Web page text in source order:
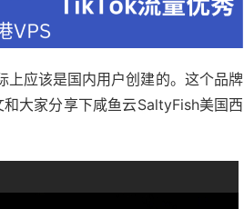
应该是国内用户创建的。这个品牌
大家分享下咸鱼云SaltyFish美国西